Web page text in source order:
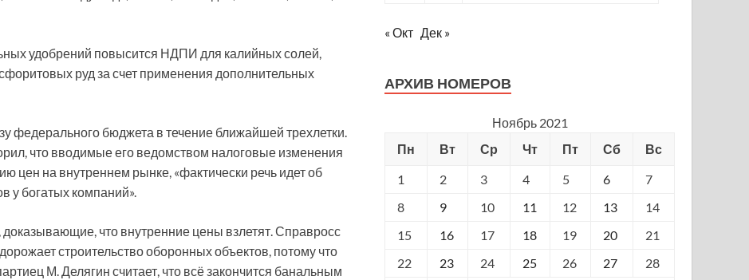
удобрений повысится НДПИ для калийных солей,
руд за счет применения дополнительных
федерального бюджета в течение ближайшей трехлетки.
что вводимые его ведомством налоговые изменения
цен на внутреннем рынке, «фактически речь идет об
у богатых компаний».
что внутренние цены взлетят. Справросс
строительство оборонных объектов, потому что
М. Делягин считает, что всё закончится банальным
« Окт Дек »
АРХИВ НОМЕРОВ
Ноябрь 2021
Пн
Вт Ср Чт Пт Сб
Вс
1
2 3 4 5 6
7
8
9 10 11 12 13
14
15
16 17 18 19 20
21
22
23 24 25 26 27
28